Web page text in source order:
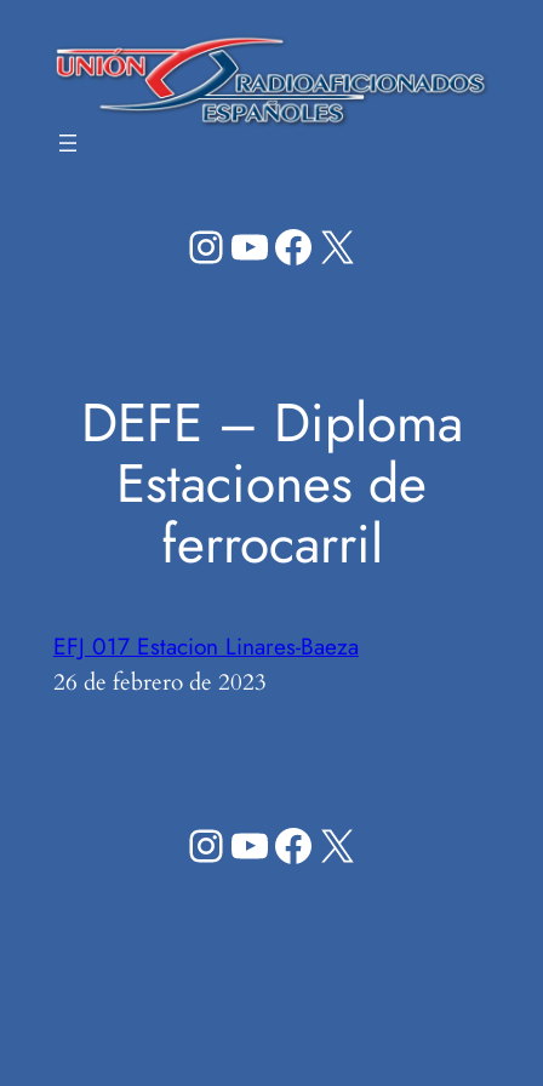
Instagram
YouTube
Facebook
X
DEFE – Diploma
Estaciones de
ferrocarril
EFJ 017 Estacion Linares-Baeza
26 de febrero de 2023
Instagram
YouTube
Facebook
X